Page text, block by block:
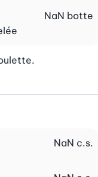
NaN botte
NaN c.s.